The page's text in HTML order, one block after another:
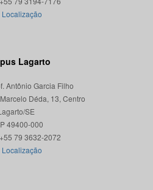
Localização
Lagarto
Antônio Garcia Filho
Déda, 13, Centro
SE
49400-000
Localização